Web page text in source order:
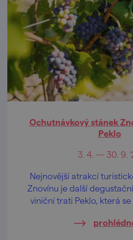
Ochutnávkový stánek
Peklo
3. 4. — 30. 9.
Nejnovější atrakcí
Znovínu je další
viniční trati Peklo, která